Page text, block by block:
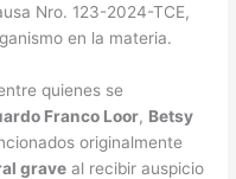
Nro. 123-2024-TCE,
en la materia.
quienes se
Franco Loor, Betsy
originalmente
grave al recibir auspicio